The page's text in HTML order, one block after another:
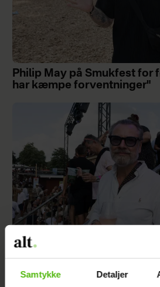
Samtykke Detaljer
Philip May på Smukfest for
har kæmpe forventninger"
Se billedet: Så meget har